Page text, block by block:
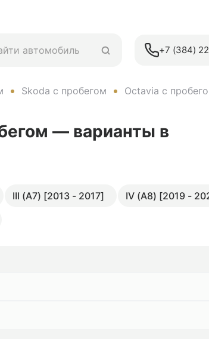
+7 (384)
Skoda с пробегом Octavia с
— варианты в
III (A7) [2013 - 2017]
IV (A8) [2019 -